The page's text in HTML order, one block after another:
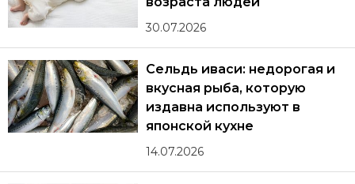
30.07.2026
Сельдь иваси: недорогая и
вкусная рыба, которую
издавна используют в
японской кухне
14.07.2026